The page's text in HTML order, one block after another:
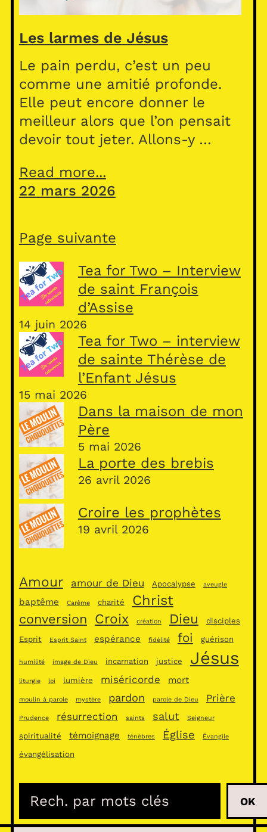
Les larmes de Jésus
Le pain perdu, c’est un peu
comme une amitié profonde.
Elle peut encore donner le
meilleur alors que l’on pensait
devoir tout jeter. Allons-y …
Read more...
22 mars 2026
Page suivante
Tea for Two – Interview
de saint François
d’Assise
14 juin 2026
Tea for Two – interview
de sainte Thérèse de
l’Enfant Jésus
15 mai 2026
Dans la maison de mon
Père
5 mai 2026
La porte des brebis
26 avril 2026
Croire les prophètes
19 avril 2026
Amour amour de Dieu Apocalypse aveugle
baptême Carême charité Christ
conversion Croix création Dieu disciples
Esprit Esprit Saint espérance fidélité foi guérison
humilité image de Dieu incarnation justice Jésus
liturgie loi lumière miséricorde mort
moulin à parole mystère pardon parole de Dieu Prière
Prudence résurrection saints salut Seigneur
spiritualité témoignage ténèbres Église Évangile
évangélisation
c
OK